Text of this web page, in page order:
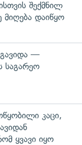
შექმნილ
დაიწყო
—
საგარეო
კაცი,
ყვავი იყო